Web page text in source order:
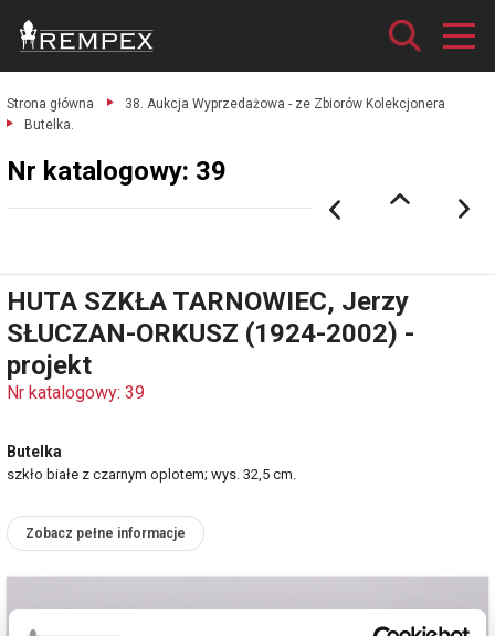
Strona główna
38. Aukcja Wyprzedażowa - ze Zbiorów Kolekcjonera
Butelka.
Nr katalogowy: 39
HUTA SZKŁA TARNOWIEC, Jerzy
SŁUCZAN-ORKUSZ (1924-2002) -
projekt
Nr katalogowy: 39
Butelka
szkło białe z czarnym oplotem; wys. 32,5 cm.
Zobacz pełne informacje